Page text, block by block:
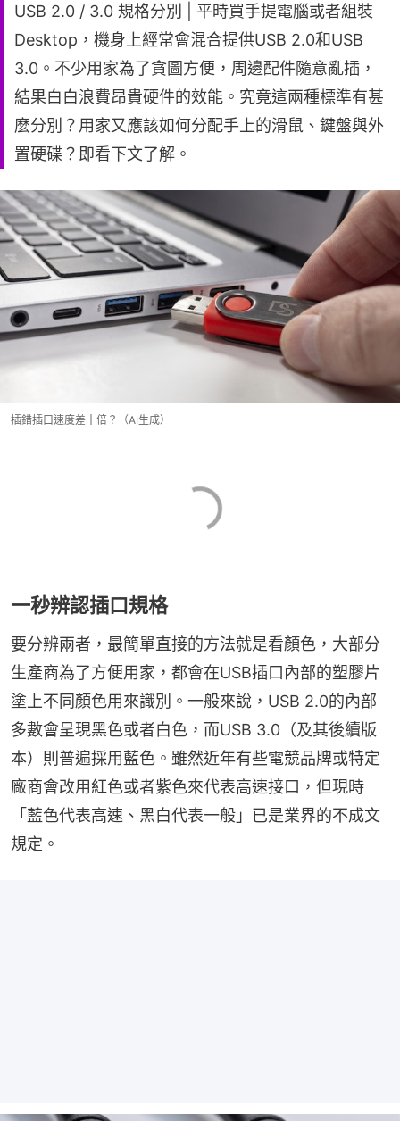
USB 2.0 / 3.0 規格分別 | 平時買手提電腦或者組裝
Desktop，機身上經常會混合提供USB 2.0和USB
3.0。不少用家為了貪圖方便，周邊配件隨意亂插，
結果白白浪費昂貴硬件的效能。究竟這兩種標準有甚
麼分別？用家又應該如何分配手上的滑鼠、鍵盤與外
置硬碟？即看下文了解。
插錯插口速度差十倍？（AI生成）
一秒辨認插口規格
要分辨兩者，最簡單直接的方法就是看顏色，大部分
生產商為了方便用家，都會在USB插口內部的塑膠片
塗上不同顏色用來識別。一般來說，USB 2.0的內部
多數會呈現黑色或者白色，而USB 3.0（及其後續版
本）則普遍採用藍色。雖然近年有些電競品牌或特定
廠商會改用紅色或者紫色來代表高速接口，但現時
「藍色代表高速、黑白代表一般」已是業界的不成文
規定。